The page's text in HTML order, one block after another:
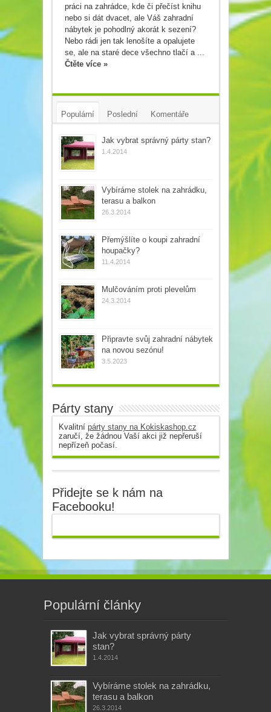
práci na zahrádce, kde či přečíst knihu
nebo si dát dvacet, ale Váš zahradní
nábytek je pohodlný akorát k sezení?
Nebo rádi jen tak lenošíte a opalujete
se, ale na staré dece všechno tlačí a ...
Čtěte více »
Populární Poslední Komentáře
Tagy Jak vybrat správný párty stan?
1.4.2014
Vybíráme stolek na zahrádku,
terasu a balkon
26.3.2014
Přemýšlíte o koupi zahradní
houpačky?
11.4.2014
Mulčováním proti plevelům
24.3.2014
Připravte svůj zahradní nábytek
na novou sezónu!
3.5.2023
Párty stany
Kvalitní párty stany na Kokiskashop.cz
zaručí, že žádnou Vaší akci již nepřeruší
nepřízeň počasí.
Přidejte se k nám na
Facebooku!
Populární články
Jak vybrat správný párty
stan?
1.4.2014
Vybíráme stolek na zahrádku,
terasu a balkon
26.3.2014